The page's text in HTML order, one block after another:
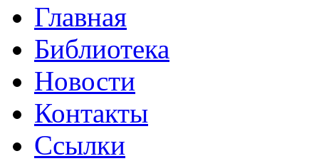
Главная
Библиотека
Новости
Контакты
Ссылки